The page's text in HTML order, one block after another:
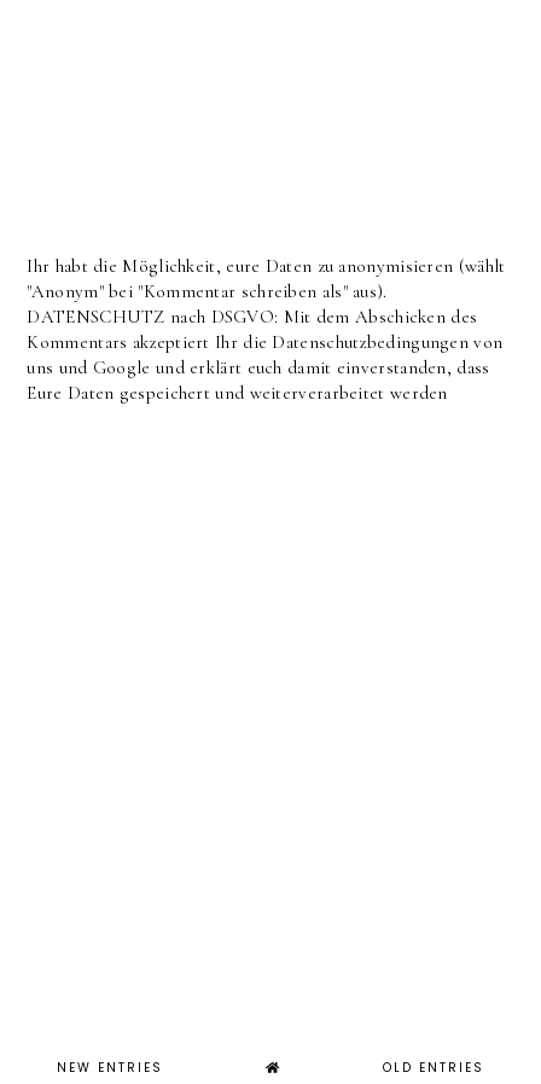
Ihr habt die Möglichkeit, eure Daten zu anonymisieren (wählt
"Anonym" bei "Kommentar schreiben als" aus).
DATENSCHUTZ nach DSGVO: Mit dem Abschicken des
Kommentars akzeptiert Ihr die Datenschutzbedingungen von
uns und Google und erklärt euch damit einverstanden, dass
Eure Daten gespeichert und weiterverarbeitet werden
NEW ENTRIES OLD ENTRIES